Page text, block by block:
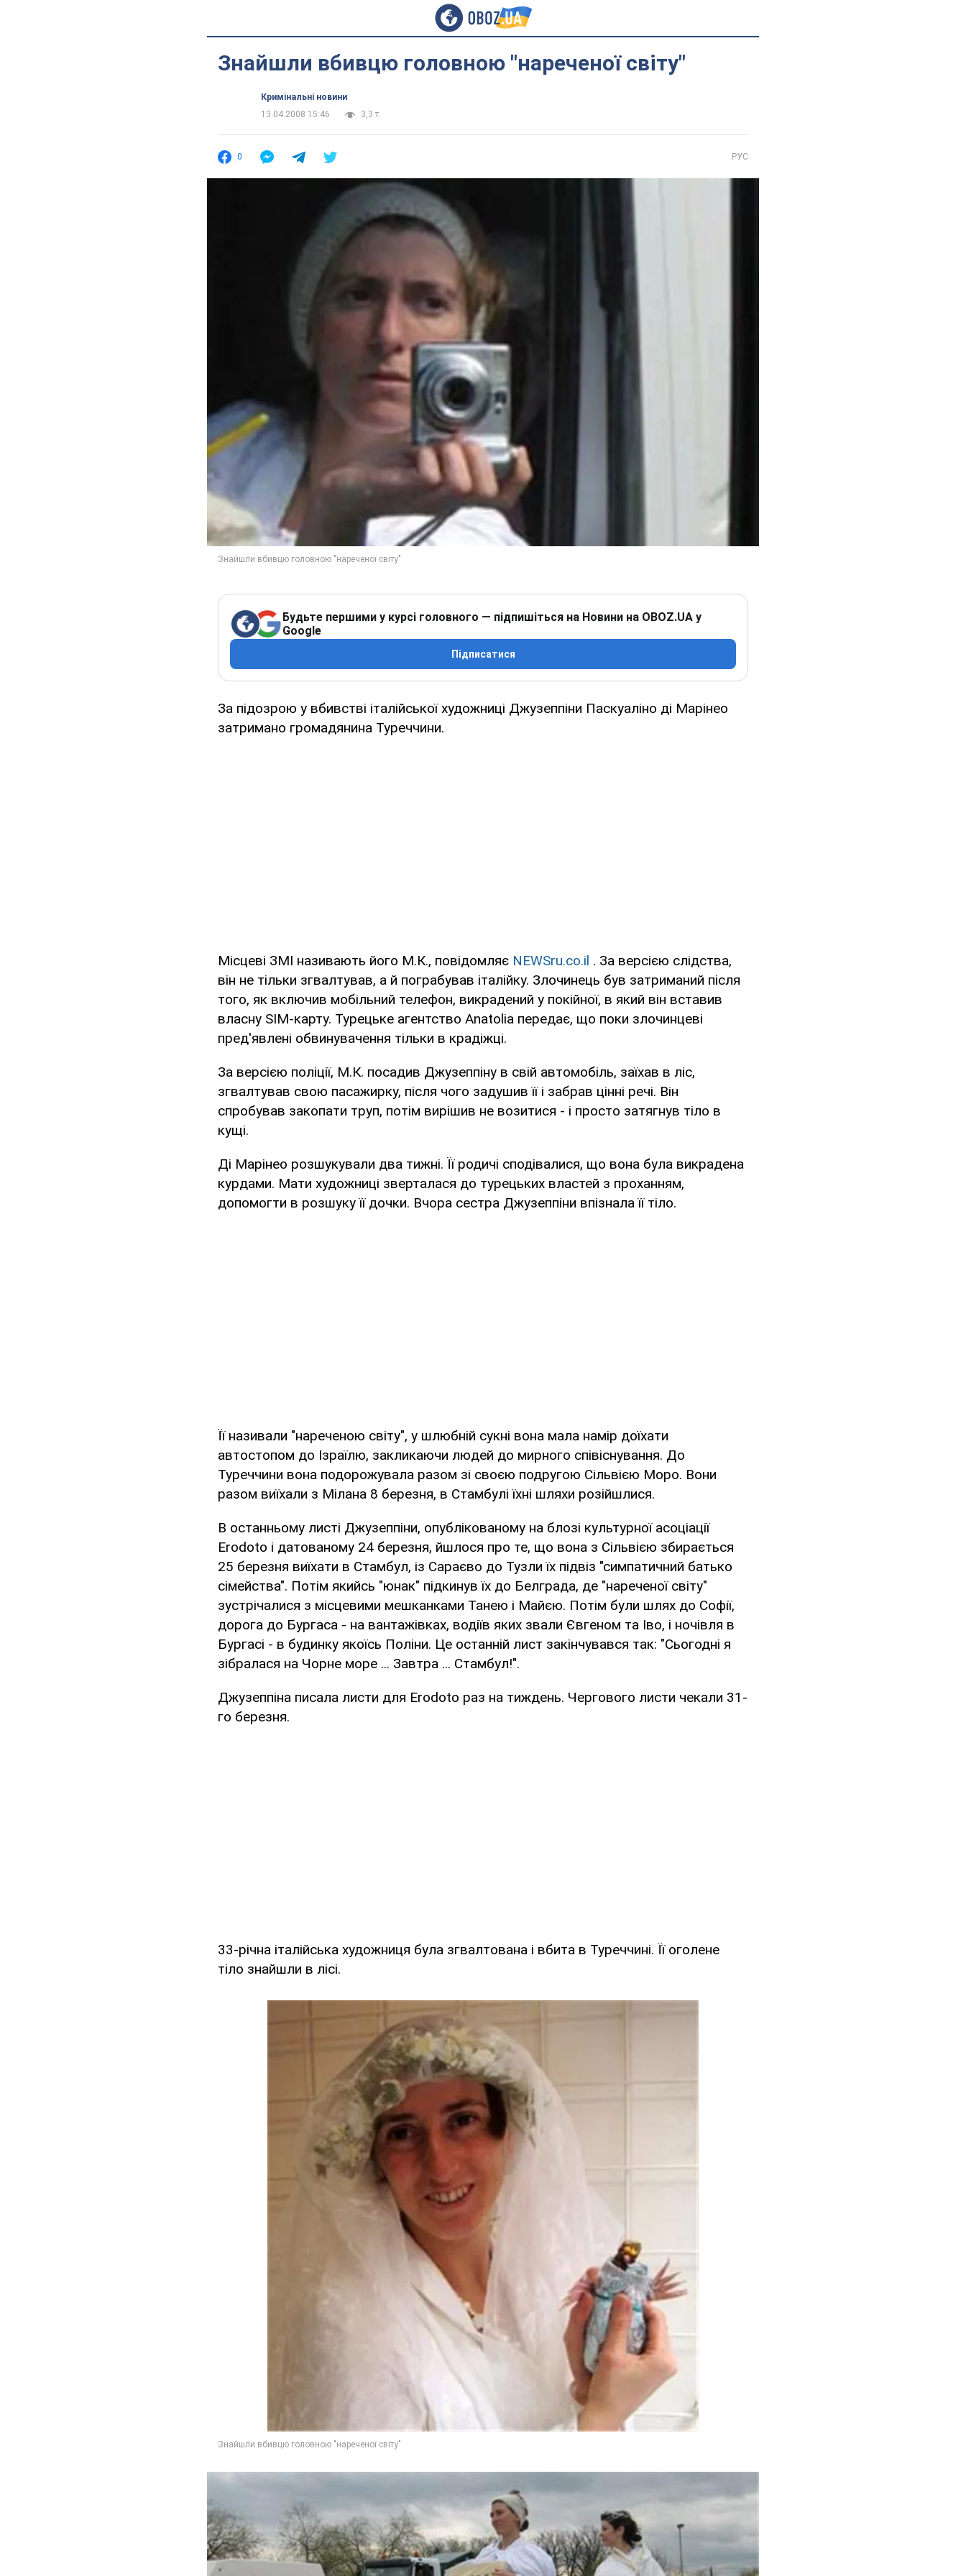
Знайшли вбивцю головною "нареченої світу"
Кримінальні новини
13.04.2008 15:46
3,3 т.
0 РУС
Будьте першими у курсі головного — підпишіться на Новини на OBOZ.UA у
Google
Підписатися
За підозрою у вбивстві італійської художниці Джузеппіни Паскуаліно ді Марінео
затримано громадянина Туреччини.
Місцеві ЗМІ називають його М.К., повідомляє NEWSru.co.il . За версією слідства,
він не тільки згвалтував, а й пограбував італійку. Злочинець був затриманий після
того, як включив мобільний телефон, викрадений у покійної, в який він вставив
власну SIM-карту. Турецьке агентство Anatolia передає, що поки злочинцеві
пред'явлені обвинувачення тільки в крадіжці.
За версією поліції, М.К. посадив Джузеппіну в свій автомобіль, заїхав в ліс,
згвалтував свою пасажирку, після чого задушив її і забрав цінні речі. Він
спробував закопати труп, потім вирішив не возитися - і просто затягнув тіло в
кущі.
Ді Марінео розшукували два тижні. Її родичі сподівалися, що вона була викрадена
курдами. Мати художниці зверталася до турецьких властей з проханням,
допомогти в розшуку її дочки. Вчора сестра Джузеппіни впізнала її тіло.
Її називали "нареченою світу", у шлюбній сукні вона мала намір доїхати
автостопом до Ізраїлю, закликаючи людей до мирного співіснування. До
Туреччини вона подорожувала разом зі своєю подругою Сільвією Моро. Вони
разом виїхали з Мілана 8 березня, в Стамбулі їхні шляхи розійшлися.
В останньому листі Джузеппіни, опублікованому на блозі культурної асоціації
Erodoto і датованому 24 березня, йшлося про те, що вона з Сільвією збирається
25 березня виїхати в Стамбул, із Сараєво до Тузли їх підвіз "симпатичний батько
сімейства". Потім якийсь "юнак" підкинув їх до Белграда, де "нареченої світу"
зустрічалися з місцевими мешканками Танею і Майєю. Потім були шлях до Софії,
дорога до Бургаса - на вантажівках, водіїв яких звали Євгеном та Іво, і ночівля в
Бургасі - в будинку якоїсь Поліни. Це останній лист закінчувався так: "Сьогодні я
зібралася на Чорне море ... Завтра ... Стамбул!".
Джузеппіна писала листи для Erodoto раз на тиждень. Чергового листи чекали 31-
го березня.
33-річна італійська художниця була згвалтована і вбита в Туреччині. Її оголене
тіло знайшли в лісі.